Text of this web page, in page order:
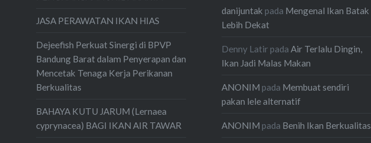
JASA PERAWATAN IKAN HIAS
Dejeefish Perkuat Sinergi di BPVP
Bandung Barat dalam Penyerapan dan
Mencetak Tenaga Kerja Perikanan
Berkualitas
BAHAYA KUTU JARUM (Lernaea
cyprynacea) BAGI IKAN AIR TAWAR
danijuntak pada Mengenal Ikan Batak
Lebih Dekat
Denny Latir pada Air Terlalu Dingin,
Ikan Jadi Malas Makan
ANONIM pada Membuat sendiri
pakan lele alternatif
ANONIM pada Benih Ikan Berkualitas